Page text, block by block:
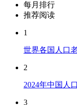
每月排行
推荐阅读
1
世界各国人口
2
2024年中国人
3